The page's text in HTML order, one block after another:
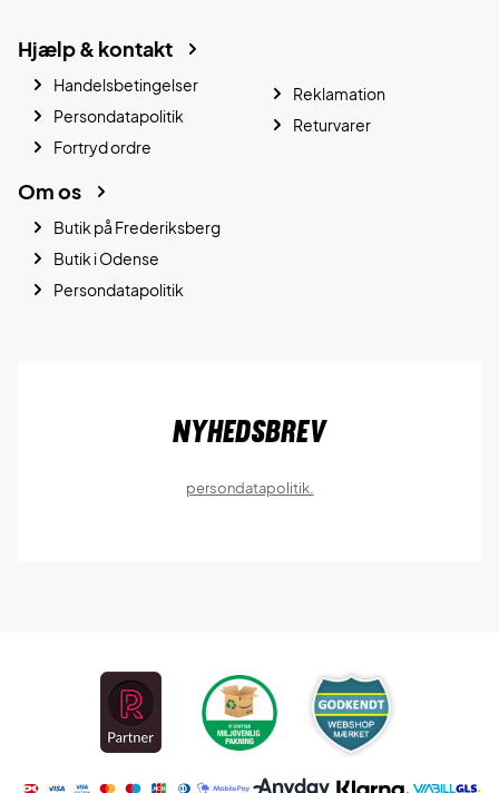
Hjælp & kontakt
Handelsbetingelser
Persondatapolitik
Fortryd ordre
Reklamation
Returvarer
Om os
Butik på Frederiksberg
Butik i Odense
Persondatapolitik
Nyhedsbrev
persondatapolitik.